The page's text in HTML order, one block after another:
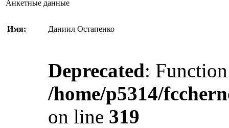
Анкетные данные
Имя: Даниил Остапенко
Deprecated:
/home/p5314/
on line 319